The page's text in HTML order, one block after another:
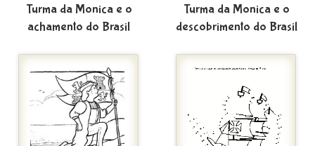
Turma da Monica e o
achamento do Brasil
Turma da Monica e o
descobrimento do Brasil